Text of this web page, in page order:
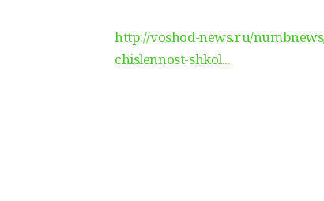
http://voshod-news.ru/
chislennost-shkol...